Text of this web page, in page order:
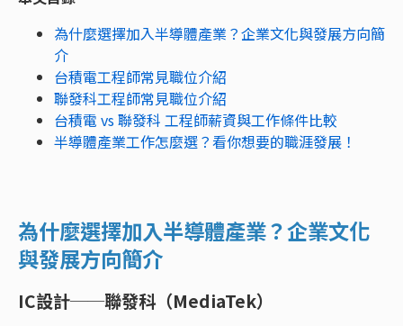
為什麼選擇加入半導體產業？企業文化與發展方向簡
介
台積電工程師常見職位介紹
聯發科工程師常見職位介紹
台積電 vs 聯發科 工程師薪資與工作條件比較
半導體產業工作怎麼選？看你想要的職涯發展！
為什麼選擇加入半導體產業？企業文化
與發展方向簡介
IC設計──聯發科（MediaTek）